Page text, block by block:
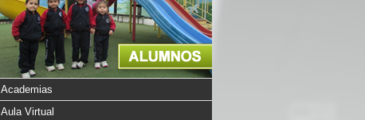
Academias
Aula Virtual